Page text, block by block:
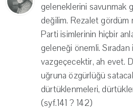
geleneklerini savunmak
değilim. Rezalet gördüm
Parti isimlerinin hiçbir
geleneği önemli.
vazgeçecektir, ah evet.
uğruna özgürlüğü
dürtüklenmeleri,
(syf.141 ? 142)